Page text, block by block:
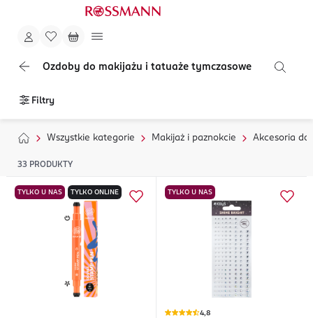
Ozdoby do makijażu i tatuaże tymczasowe
Filtry
Wszystkie kategorie Makijaż i paznokcie Akcesoria do
33 PRODUKTY
TYLKO U NAS TYLKO ONLINE TYLKO U NAS
4,8